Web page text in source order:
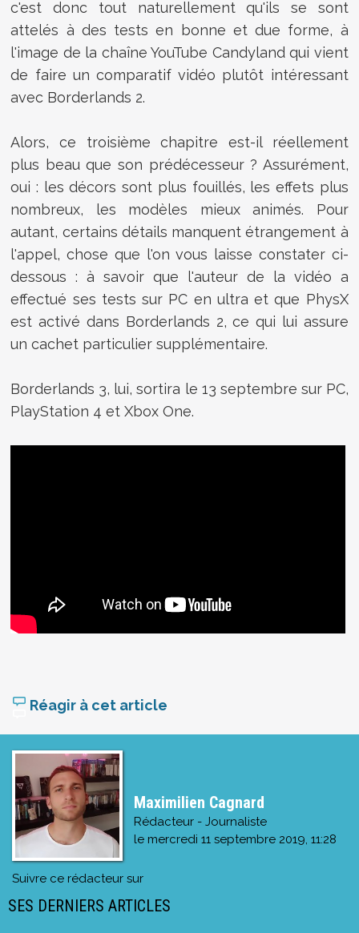
c'est donc tout naturellement qu'ils se sont
attelés à des tests en bonne et due forme, à
l'image de la chaîne YouTube Candyland qui vient
de faire un comparatif vidéo plutôt intéressant
avec Borderlands 2.
Alors, ce troisième chapitre est-il réellement
plus beau que son prédécesseur ? Assurément,
oui : les décors sont plus fouillés, les effets plus
nombreux, les modèles mieux animés. Pour
autant, certains détails manquent étrangement à
l'appel, chose que l'on vous laisse constater ci-
dessous : à savoir que l'auteur de la vidéo a
effectué ses tests sur PC en ultra et que PhysX
est activé dans Borderlands 2, ce qui lui assure
un cachet particulier supplémentaire.
Borderlands 3, lui, sortira le 13 septembre sur PC,
PlayStation 4 et Xbox One.
Réagir à cet article
Maximilien Cagnard
Rédacteur - Journaliste
le mercredi 11 septembre 2019, 11:28
Suivre ce rédacteur sur
SES DERNIERS ARTICLES